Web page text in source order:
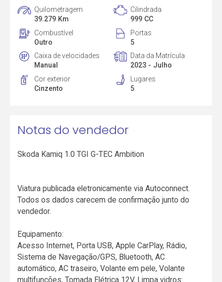
Quilometragem
39.279 Km
Cilindrada
999 CC
Combustível
Outro
Portas
5
Caixa de velocidades
Manual
Data da Matrícula
2023 - Julho
Cor exterior
Cinzento
Lugares
5
Notas do vendedor
Skoda Kamiq 1.0 TGI G-TEC Ambition
Viatura publicada eletronicamente via Autoconnect.
Todos os dados carecem de confirmação junto do
vendedor.
Equipamento:
Acesso Internet, Porta USB, Apple CarPlay, Rádio,
Sistema de Navegação/GPS, Bluetooth, AC
automático, AC traseiro, Volante em pele, Volante
multifunções, Tomada Elétrica 12V, Limpa vidros: